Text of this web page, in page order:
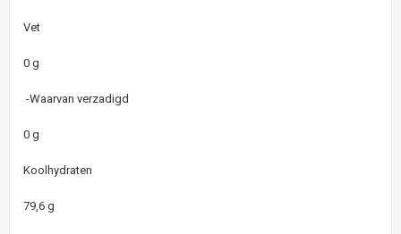
Vet
0 g
-Waarvan verzadigd
0 g
Koolhydraten
79,6 g